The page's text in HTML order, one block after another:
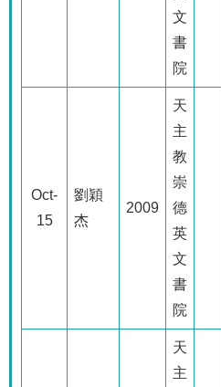
文
書
院
Oct-
15
劉穎
杰
2009
天
主
教
崇
德
英
文
書
院
天
主